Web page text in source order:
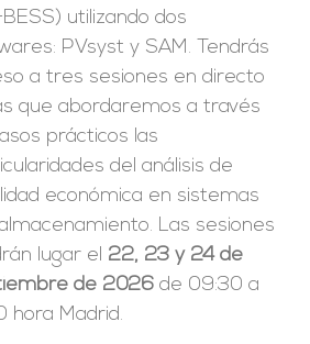
utilizando dos
PVsyst y SAM. Tendrás
a tres sesiones en directo
que abordaremos a través
prácticos las
del análisis de
económica en sistemas
Las sesiones
lugar el 22, 23 y 24 de
de 2026 de 09:30 a
hora Madrid.